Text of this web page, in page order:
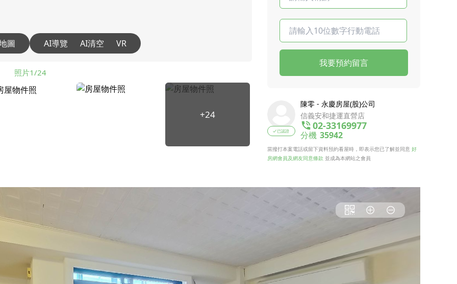
圖 AI導覽 AI清空 VR
照片1/24
+24
我要預約留言
已認證
陳零 - 永慶房屋(股)公司
信義安和捷運直營店
02-33169977
分機 35942
當撥打本案電話或留下資料預約看屋時，即表示您已了解並同意 好
房網會員及網友同意條款 並成為本網站之會員